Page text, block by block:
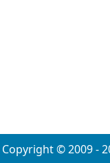
Copyright © 2009 -